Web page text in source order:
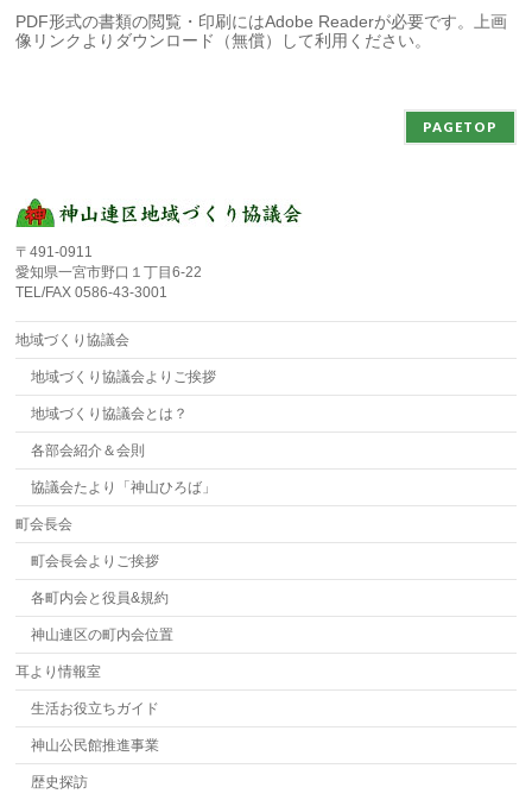
PDF形式の書類の閲覧・印刷にはAdobe Readerが必要です。上画
像リンクよりダウンロード（無償）して利用ください。
PAGETOP
〒491-0911
愛知県一宮市野口１丁目6-22
TEL/FAX 0586-43-3001
地域づくり協議会
地域づくり協議会よりご挨拶
地域づくり協議会とは？
各部会紹介＆会則
協議会たより「神山ひろば」
町会長会
町会長会よりご挨拶
各町内会と役員&規約
神山連区の町内会位置
耳より情報室
生活お役立ちガイド
神山公民館推進事業
歴史探訪